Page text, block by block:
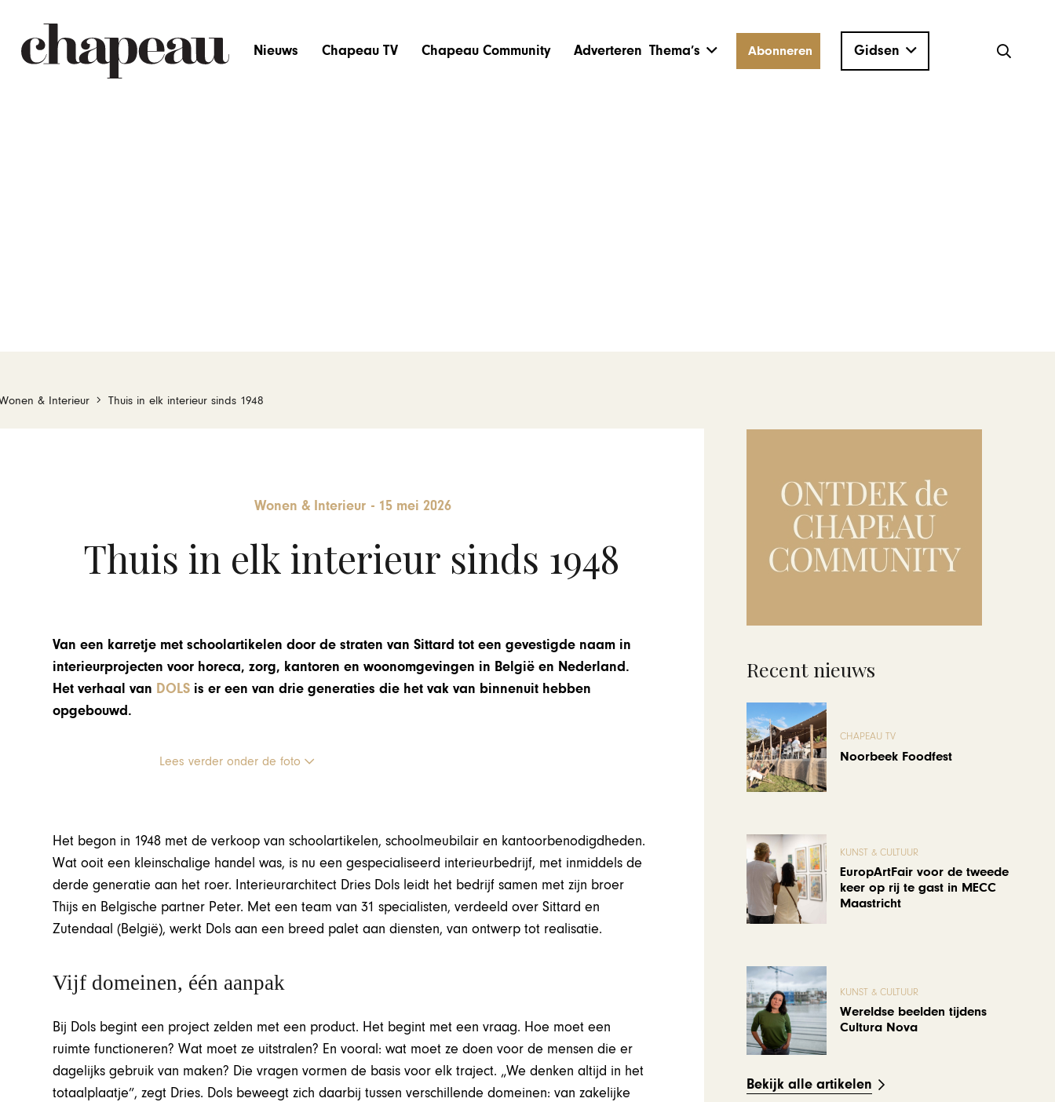
Nieuws Chapeau TV Chapeau Community Adverteren Thema’s Abonneren Gidsen
& Interieur Thuis in elk interieur sinds 1948
Wonen & Interieur - 15 mei 2026
Thuis in elk interieur sinds 1948
Van een karretje met schoolartikelen door de straten van Sittard tot een gevestigde naam in
interieurprojecten voor horeca, zorg, kantoren en woonomgevingen in België en Nederland.
Het verhaal van DOLS is er een van drie generaties die het vak van binnenuit hebben
opgebouwd.
Lees verder onder de foto
Het begon in 1948 met de verkoop van schoolartikelen, schoolmeubilair en kantoorbenodigdheden.
Wat ooit een kleinschalige handel was, is nu een gespecialiseerd interieurbedrijf, met inmiddels de
derde generatie aan het roer. Interieurarchitect Dries Dols leidt het bedrijf samen met zijn broer
Thijs en Belgische partner Peter. Met een team van 31 specialisten, verdeeld over Sittard en
Zutendaal (België), werkt Dols aan een breed palet aan diensten, van ontwerp tot realisatie.
Vijf domeinen, één aanpak
Bij Dols begint een project zelden met een product. Het begint met een vraag. Hoe moet een
ruimte functioneren? Wat moet ze uitstralen? En vooral: wat moet ze doen voor de mensen die er
dagelijks gebruik van maken? Die vragen vormen de basis voor elk traject. „We denken altijd in het
totaalplaatje”, zegt Dries. Dols beweegt zich daarbij tussen verschillende domeinen: van zakelijke
Recent nieuws
CHAPEAU TV
Noorbeek Foodfest
KUNST & CULTUUR
EuropArtFair voor de tweede
keer op rij te gast in MECC
Maastricht
KUNST & CULTUUR
Wereldse beelden tijdens
Cultura Nova
Bekijk alle artikelen